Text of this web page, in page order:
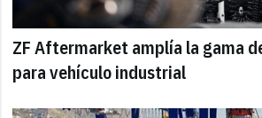
ZF Aftermarket amplía la gama
para vehículo industrial